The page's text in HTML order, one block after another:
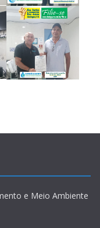
e Meio Ambiente